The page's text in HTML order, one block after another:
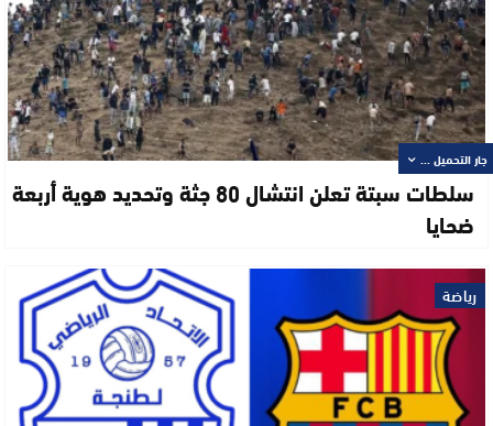
سلطات سبتة تعلن انتشال 80 جثة وتحديد هوية أربعة
ضحايا
رياضة
جار التحميل ...